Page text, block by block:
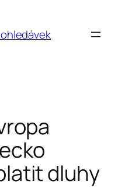
dluhy